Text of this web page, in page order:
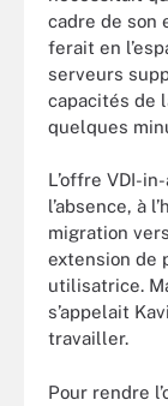
cadre de son
ferait en
serveurs
capacités de
quelques
L’offre VDI-
l’absence, à
migration
extension de
utilisatrice.
s’appelait
travailler.
Pour rendre